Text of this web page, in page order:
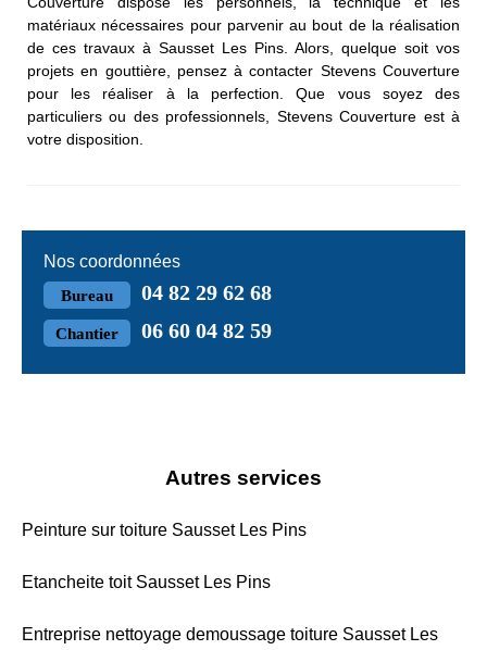
matériaux nécessaires pour parvenir au bout de la réalisation
de ces travaux à Sausset Les Pins. Alors, quelque soit vos
projets en gouttière, pensez à contacter Stevens Couverture
pour les réaliser à la perfection. Que vous soyez des
particuliers ou des professionnels, Stevens Couverture est à
votre disposition.
Nos coordonnées
Bureau 04 82 29 62 68
Chantier 06 60 04 82 59
Autres services
Peinture sur toiture Sausset Les Pins
Etancheite toit Sausset Les Pins
Entreprise nettoyage demoussage toiture Sausset Les